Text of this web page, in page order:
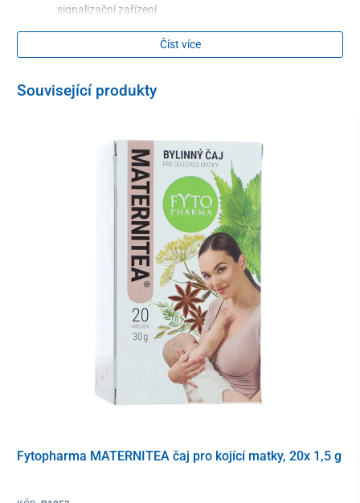
signalizační zařízení
jednoduše se instaluje a snadno se udržuje
je vhodná do postýlky v pokoji, cestovní postýlky nebo
podložka z kvalitního plastu odolná proti vlhkosti,
proniknutí kapaliny a pokroucení
vyhodnocovací jednotka elektroniky
návod k použití
instrukce o první pomoci
2 ks – hygienická utěrka
prodlužovací kabel
plastová úchytka na stěnu
305 x 500 x 15 mm
Číst více
Související produkty
Fytopharma MATERNITEA čaj pro kojící matky, 20x 1,5 g